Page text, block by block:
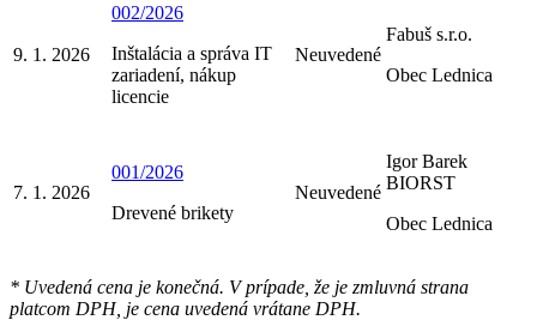
9. 1. 2026
002/2026
Inštalácia a správa IT
zariadení, nákup
licencie
Neuvedené
Fabuš s.r.o.
Obec Lednica
7. 1. 2026
001/2026
Drevené brikety
Neuvedené
Igor Barek
BIORST
Obec Lednica
* Uvedená cena je konečná. V prípade, že je zmluvná strana
platcom DPH, je cena uvedená vrátane DPH.